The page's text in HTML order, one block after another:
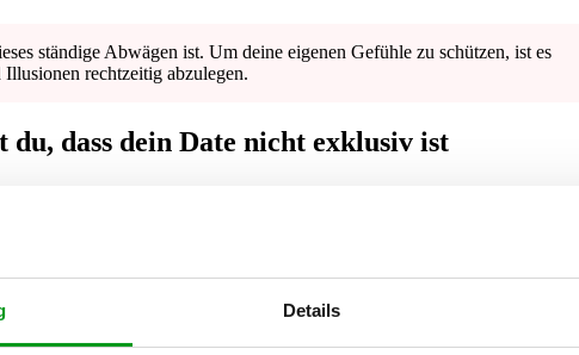
Details
ständige Abwägen ist. Um deine eigenen Gefühle zu schützen, ist es
rechtzeitig abzulegen.
dass dein Date nicht exklusiv ist
darauf achtest. Bevor du die rosarote Brille aufbehältst, solltest du bei den
Warnsignale für dich zusammengefasst.
aber das Profil auf der entsprechenden Plattform ist nicht nur aktiv,
– die Apps selbst verraten dir das durch kleine technische Details.